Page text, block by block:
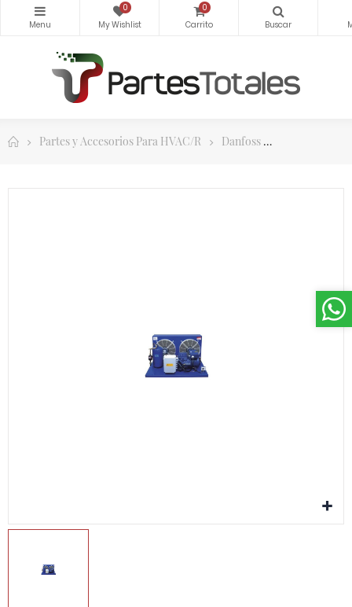
0 0
Partes y Accesorios Para HVAC/R Danfoss